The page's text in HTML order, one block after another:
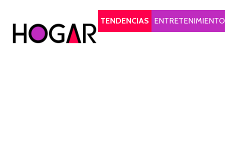
TENDENCIAS
ENTRETENIMIENTO